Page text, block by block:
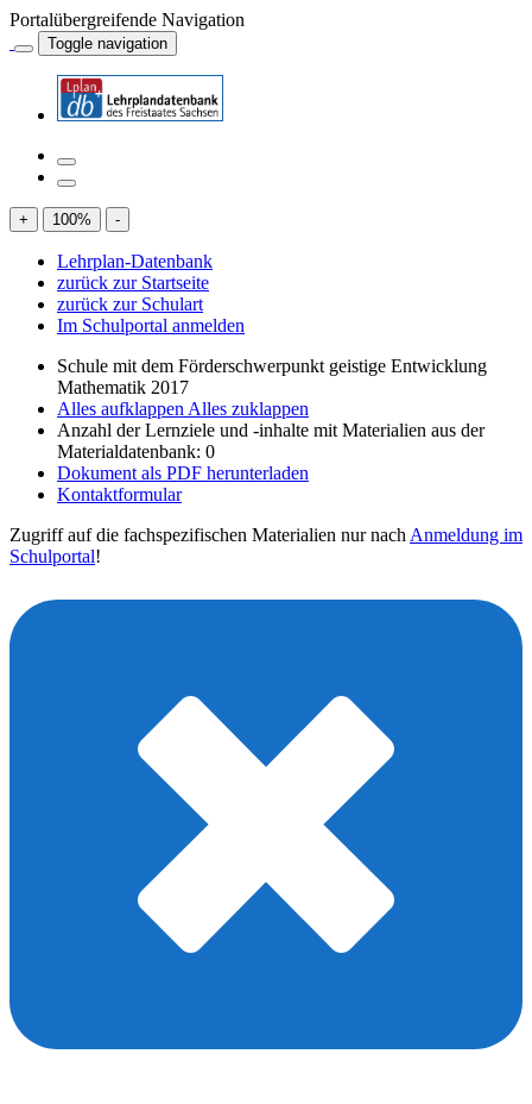
Portalübergreifende Navigation
Toggle navigation
+ 100% -
Lehrplan-Datenbank
zurück zur Startseite
zurück zur Schulart
Im Schulportal anmelden
Schule mit dem Förderschwerpunkt geistige Entwicklung
Mathematik 2017
Alles aufklappen Alles zuklappen
Anzahl der Lernziele und -inhalte mit Materialien aus der
Materialdatenbank: 0
Dokument als PDF herunterladen
Kontaktformular
Zugriff auf die fachspezifischen Materialien nur nach Anmeldung im
Schulportal!